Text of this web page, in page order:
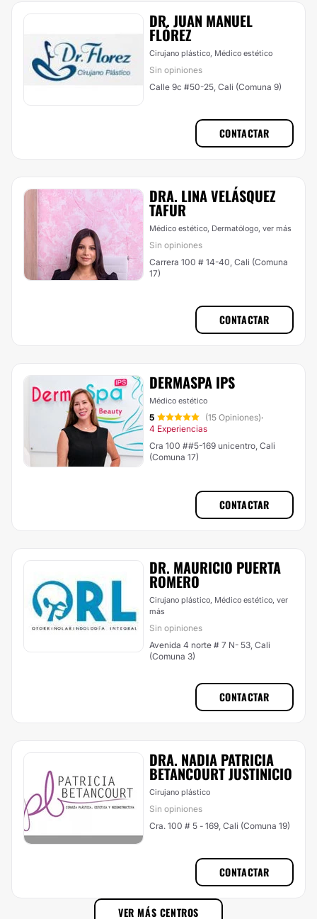
DR. JUAN MANUEL
FLÓREZ
Cirujano plástico, Médico estético
Sin opiniones
Calle 9c #50-25, Cali (Comuna 9)
CONTACTAR
DRA. LINA VELÁSQUEZ
TAFUR
Médico estético, Dermatólogo, ver más
Sin opiniones
Carrera 100 # 14-40, Cali (Comuna
17)
CONTACTAR
DERMASPA IPS
Médico estético
5 (15 Opiniones)·
4 Experiencias
Cra 100 ##5-169 unicentro, Cali
(Comuna 17)
CONTACTAR
DR. MAURICIO PUERTA
ROMERO
Cirujano plástico, Médico estético, ver
más
Sin opiniones
Avenida 4 norte # 7 N- 53, Cali
(Comuna 3)
CONTACTAR
DRA. NADIA PATRICIA
BETANCOURT JUSTINICIO
Cirujano plástico
Sin opiniones
Cra. 100 # 5 - 169, Cali (Comuna 19)
CONTACTAR
VER MÁS CENTROS